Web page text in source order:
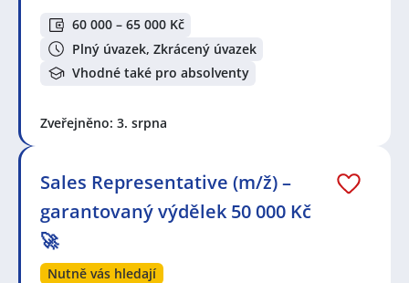
60 000 – 65 000 Kč
Plný úvazek, Zkrácený úvazek
Vhodné také pro absolventy
Zveřejněno: 3. srpna
Sales Representative (m/ž) –
garantovaný výdělek 50 000 Kč
🚀
Nutně vás hledají